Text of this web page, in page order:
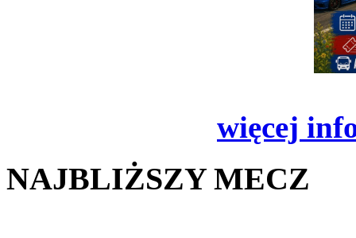
więcej
NAJBLIŻSZY MECZ